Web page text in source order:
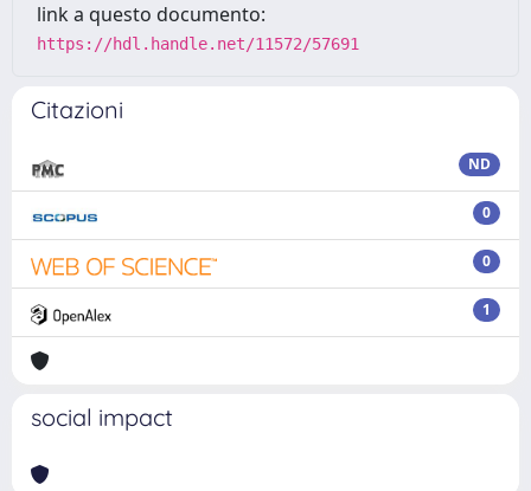
link a questo documento:
https://hdl.handle.net/11572/57691
Citazioni
ND
0
0
1
social impact